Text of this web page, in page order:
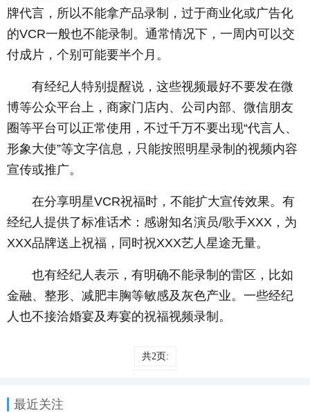
牌代言，所以不能拿产品录制，过于商业化或广告化
的VCR一般也不能录制。通常情况下，一周内可以交
付成片，个别可能要半个月。
有经纪人特别提醒说，这些视频最好不要发在微
博等公众平台上，商家门店内、公司内部、微信朋友
圈等平台可以正常使用，不过千万不要出现“代言人、
形象大使”等文字信息，只能按照明星录制的视频内容
宣传或推广。
在分享明星VCR祝福时，不能扩大宣传效果。有
经纪人提供了标准话术：感谢知名演员/歌手XXX，为
XXX品牌送上祝福，同时祝XXX艺人星途无量。
也有经纪人表示，有明确不能录制的雷区，比如
金融、整形、减肥丰胸等敏感及灰色产业。一些经纪
人也不接洽婚宴及寿宴的祝福视频录制。
共2页:
最近关注